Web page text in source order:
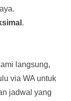
.
langsung,
via WA untuk
jadwal yang